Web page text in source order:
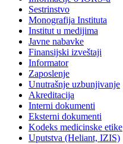
Sestrinstvo
Monografija Instituta
Institut u medijima
Javne nabavke
Finansijski izveštaji
Informator
Zaposlenje
Unutrašnje uzbunjivanje
Akreditacija
Interni dokumenti
Eksterni dokumenti
Kodeks medicinske etike
Uputstva (Heliant, IZIS)